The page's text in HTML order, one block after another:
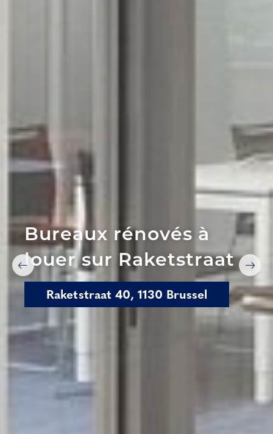
Bureaux rénovés à
louer sur Raketstraat
Raketstraat 40, 1130 Brussel